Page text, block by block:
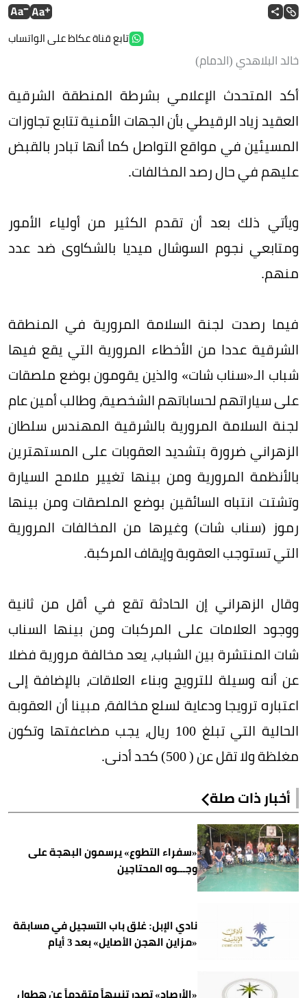
تابع قناة عكاظ على الواتساب
خالد البلاهدي (الدمام)
أكد المتحدث الإعلامي بشرطة المنطقة الشرقية
العقيد زياد الرقيطي بأن الجهات الأمنية تتابع تجاوزات
المسيئين في مواقع التواصل كما أنها تبادر بالقبض
عليهم في حال رصد المخالفات.
ويأتي ذلك بعد أن تقدم الكثير من أولياء الأمور
ومتابعي نجوم السوشال ميديا بالشكاوى ضد عدد
منهم.
فيما رصدت لجنة السلامة المرورية في المنطقة
الشرقية عددا من الأخطاء المرورية التي يقع فيها
شباب الـ«سناب شات» والذين يقومون بوضع ملصقات
على سياراتهم لحساباتهم الشخصية، وطالب أمين عام
لجنة السلامة المرورية بالشرقية المهندس سلطان
الزهراني ضرورة بتشديد العقوبات على المستهترين
بالأنظمة المرورية ومن بينها تغيير ملامح السيارة
وتشتت انتباه السائقين بوضع الملصقات ومن بينها
رموز (سناب شات) وغيرها من المخالفات المرورية
التي تستوجب العقوبة وإيقاف المركبة.
وقال الزهراني إن الحادثة تقع في أقل من ثانية
ووجود العلامات على المركبات ومن بينها السناب
شات المنتشرة بين الشباب، يعد مخالفة مرورية فضلا
عن أنه وسيلة للترويج وبناء العلاقات، بالإضافة إلى
اعتباره ترويجا ودعاية لسلع مخالفة، مبينا أن العقوبة
الحالية التي تبلغ 100 ريال، يجب مضاعفتها وتكون
مغلظة ولا تقل عن ( 500) كحد أدنى.
أخبار ذات صلة
«سفراء التطوع» يرسمون البهجة على
وجـــوه المحتاجين
نادي الإبل: غلق باب التسجيل في مسابقة
«مزاين الهجن الأصايل» بعد 3 أيام